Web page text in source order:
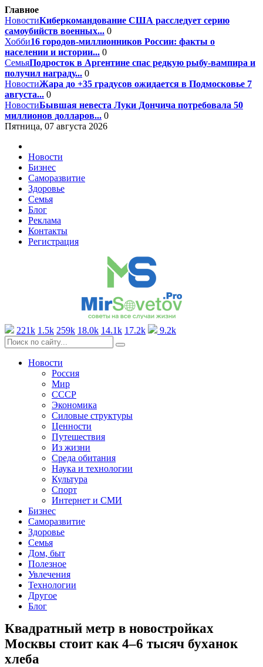
Главное
НовостиКиберкомандование США расследует серию
самоубийств военных... 0
Хобби16 городов-миллионников России: факты о
населении и истории... 0
СемьяПодросток в Аргентине спас редкую рыбу-вампира и
получил награду... 0
НовостиЖара до +35 градусов ожидается в Подмосковье 7
августа... 0
НовостиБывшая невеста Луки Дончича потребовала 50
миллионов долларов... 0
Пятница, 07 августа 2026
Новости
Бизнес
Саморазвитие
Здоровье
Семья
Блог
Реклама
Контакты
Регистрация
221k 1.5k 259k 18.0k 14.1k 17.2k 9.2k
Новости
Россия
Мир
СССР
Экономика
Силовые структуры
Ценности
Путешествия
Из жизни
Среда обитания
Наука и технологии
Культура
Спорт
Интернет и СМИ
Бизнес
Саморазвитие
Здоровье
Семья
Дом, быт
Полезное
Увлечения
Технологии
Другое
Блог
Квадратный метр в новостройках
Москвы стоит как 4–6 тысяч буханок
хлеба